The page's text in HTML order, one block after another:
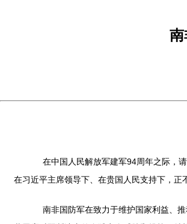
南
在中国人民解放军建军94周年之际，请
在习近平主席领导下、在贵国人民支持下，
南非国防军在致力于维护国家利益、推